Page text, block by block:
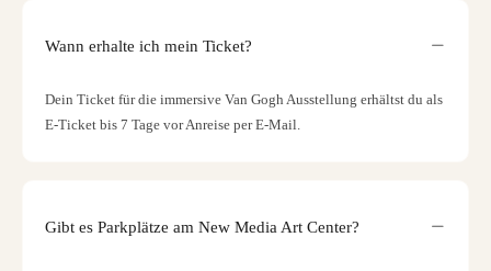
Wann erhalte ich mein Ticket?
Dein Ticket für die immersive Van Gogh Ausstellung erhältst du als
E-Ticket bis 7 Tage vor Anreise per E-Mail.
Gibt es Parkplätze am New Media Art Center?